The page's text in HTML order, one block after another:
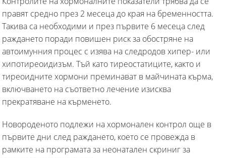
правят средно през 2 месеца до края на бременността.
Такива са необходими и през първите 6 месеца след
раждането поради повишен риск за обостряне на
автоимунния процес с изява на следродов хипер- или
хипотиреоидизъм. Тъй като тиреостатиците, както и
тиреоидните хормони преминават в майчината кърма,
включването на съответно лечение изисква
прекратяване на кърменето.
Новороденото подлежи на хормонален контрол още в
първите дни след раждането, което се провежда в
рамките на програмата за неонатален скриниг за